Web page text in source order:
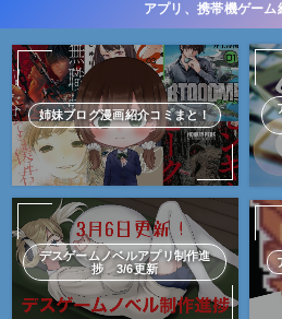
アプリ、携帯機ゲーム
姉妹ブログ漫画紹介コミまと！
デスゲームノベルアプリ制作進
捗 3/6更新